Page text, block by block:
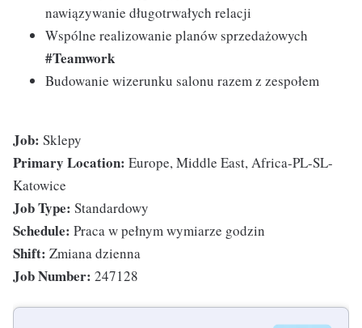
nawiązywanie długotrwałych relacji
Wspólne realizowanie planów sprzedażowych
#Teamwork
Budowanie wizerunku salonu razem z zespołem
Job: Sklepy
Primary Location: Europe, Middle East, Africa-PL-SL-
Katowice
Job Type: Standardowy
Schedule: Praca w pełnym wymiarze godzin
Shift: Zmiana dzienna
Job Number: 247128